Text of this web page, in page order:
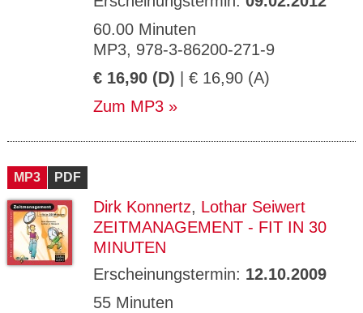
60.00 Minuten
MP3, 978-3-86200-271-9
€ 16,90 (D) | € 16,90 (A)
Zum MP3
MP3 PDF
Dirk Konnertz, Lothar Seiwert
ZEITMANAGEMENT - FIT IN 30
MINUTEN
Erscheinungstermin: 12.10.2009
55 Minuten